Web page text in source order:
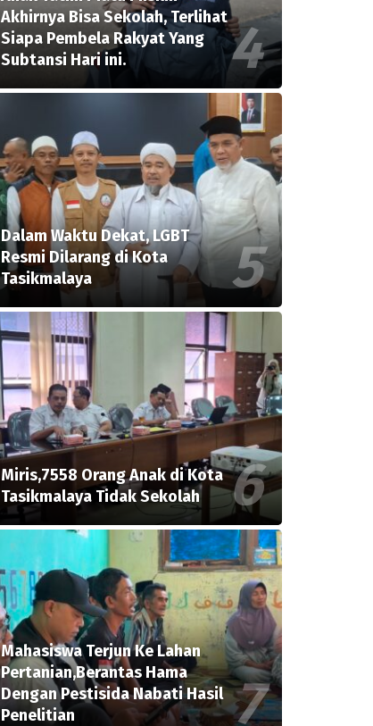
Akhirnya Bisa Sekolah, Terlihat
Siapa Pembela Rakyat Yang
Subtansi Hari ini.
Dalam Waktu Dekat, LGBT
Resmi Dilarang di Kota
Tasikmalaya
Miris,7558 Orang Anak di Kota
Tasikmalaya Tidak Sekolah
Mahasiswa Terjun Ke Lahan
Pertanian,Berantas Hama
Dengan Pestisida Nabati Hasil
Penelitian